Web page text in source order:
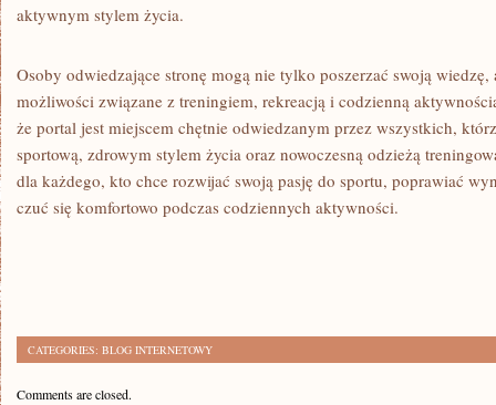
aktywnym stylem życia.
Osoby odwiedzające stronę mogą nie tylko poszerzać swoją
możliwości związane z treningiem, rekreacją i codzienną
że portal jest miejscem chętnie odwiedzanym przez wszystkich,
sportową, zdrowym stylem życia oraz nowoczesną odzieżą
dla każdego, kto chce rozwijać swoją pasję do sportu, poprawiać
czuć się komfortowo podczas codziennych aktywności.
CATEGORIES: BLOG INTERNETOWY
Comments are closed.